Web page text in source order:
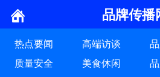
品牌传播
热点要闻 高端访谈
质量安全
美食休闲